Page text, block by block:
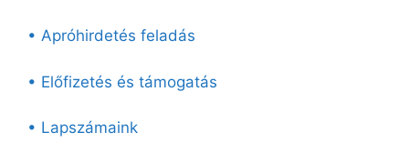
• Apróhirdetés feladás
• Előfizetés és támogatás
• Lapszámaink